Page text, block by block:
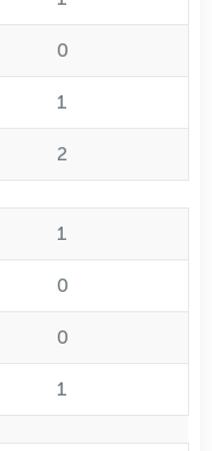
0
1
2
1
0
0
1